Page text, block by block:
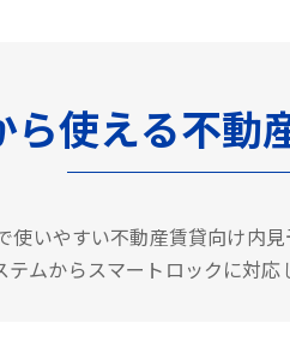
使える不動
使いやすい不動産賃貸向け内見
ムからスマートロックに対応